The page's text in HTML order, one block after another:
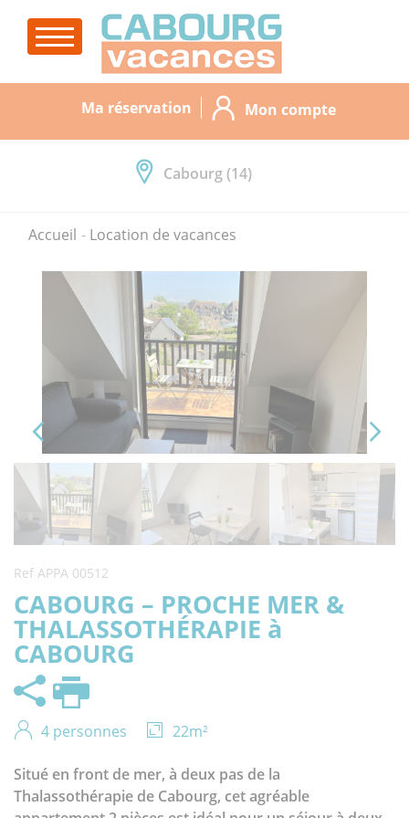
Ma réservation Mon compte
Cabourg (14)
Accueil Location de vacances
Ref APPA 00512
CABOURG – PROCHE MER &
THALASSOTHÉRAPIE à
CABOURG
Partager
4 personnes 22m²
Situé en front de mer, à deux pas de la
Thalassothérapie de Cabourg, cet agréable